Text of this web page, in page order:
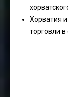
Хорватия
торговли